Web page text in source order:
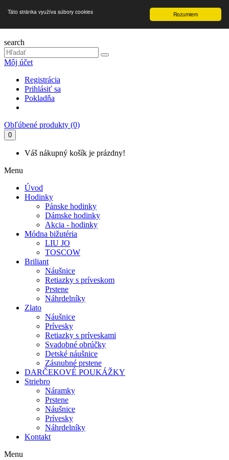
Rozumiem
Táto stránka využíva súbory cookies
search
Môj účet
Registrácia
Prihlásiť sa
Pokladňa
Obľúbené produkty (0)
0
Váš nákupný košík je prázdny!
Menu
Úvod
Hodinky
Pánske hodinky
Dámske hodinky
Akcia - hodinky
Módna bižutéria
LIU JO
TOSCOW
Briliant
Náušnice
Retiazky s príveskom
Prstene
Náhrdelníky
Zlato
Náušnice
Prívesky
Retiazky s príveskami
Svadobné obrúčky
Detské náušnice
Zásnubné prstene
DARČEKOVÉ POUKÁŽKY
Striebro
Náramky
Prstene
Náušnice
Prívesky
Náhrdelníky
Kontakt
Menu